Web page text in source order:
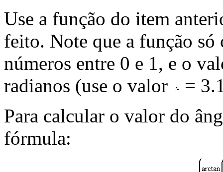
Use a função do item
feito. Note que a função só
números entre 0 e 1, e o
radianos (use o valor
=
Para calcular o valor do
fórmula: